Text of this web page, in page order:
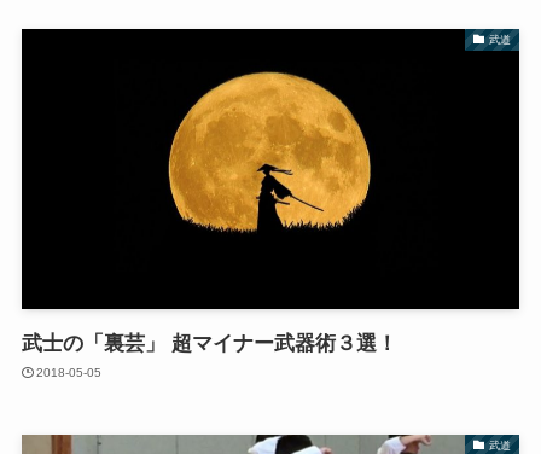
武道
武士の「裏芸」 超マイナー武器術３選！
2018-05-05
武道